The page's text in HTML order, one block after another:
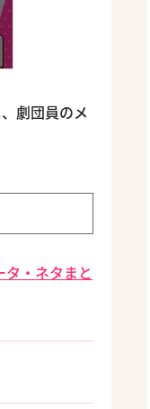
劇団員のメ
タ・ネタまと